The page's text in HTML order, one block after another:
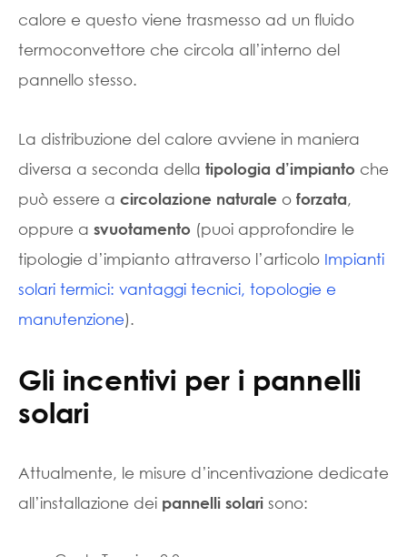
calore e questo viene trasmesso ad un fluido
termoconvettore che circola all’interno del
pannello stesso.
La distribuzione del calore avviene in maniera
diversa a seconda della tipologia d’impianto che
può essere a circolazione naturale o forzata,
oppure a svuotamento (puoi approfondire le
tipologie d’impianto attraverso l’articolo Impianti
solari termici: vantaggi tecnici, topologie e
manutenzione).
Gli incentivi per i pannelli
solari
Attualmente, le misure d’incentivazione dedicate
all’installazione dei pannelli solari sono: